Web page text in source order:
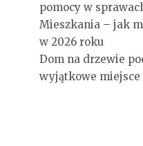
pomocy w
Mieszkania – jak
w 2026 roku
Dom na drzewie
wyjątkowe